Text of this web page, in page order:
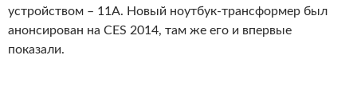
устройством – 11A. Новый ноутбук-трансформер был
анонсирован на CES 2014, там же его и впервые
показали.